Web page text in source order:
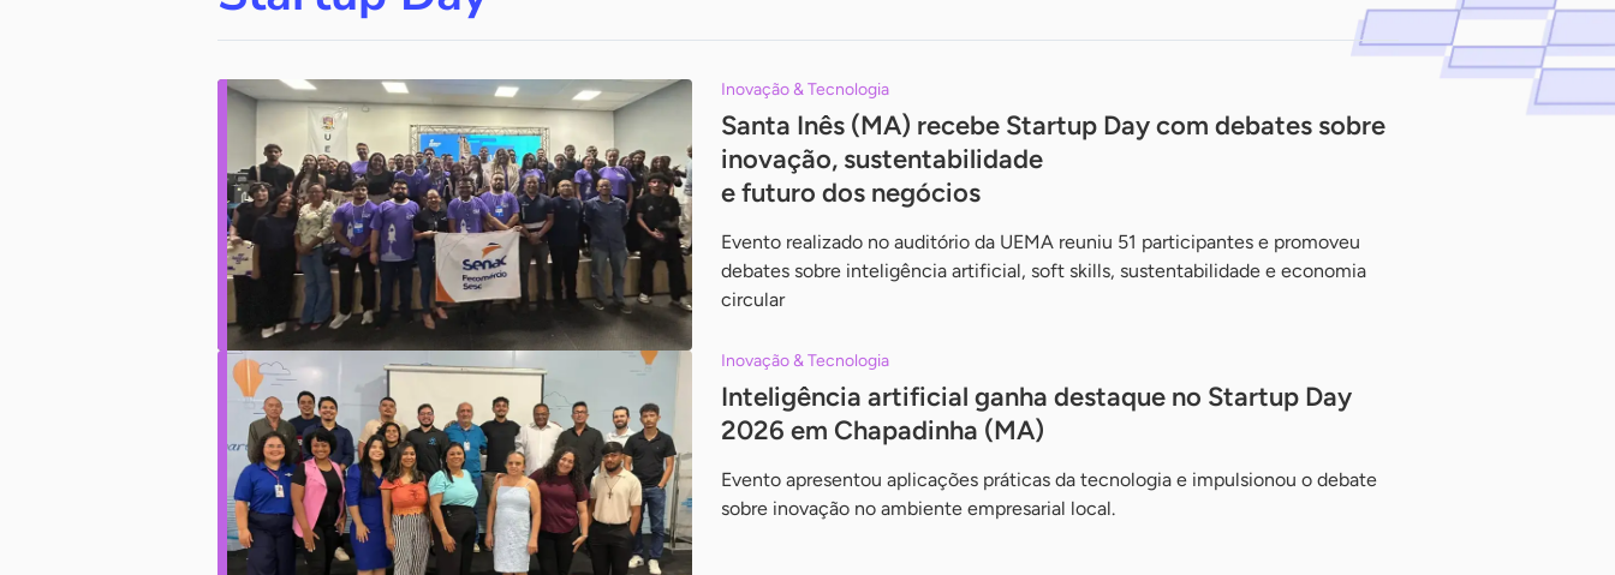
Notícias
Inovação & Tecnologia
Santa Inês (MA) recebe Startup Day com debates sobre
inovação, sustentabilidade
e futuro dos negócios
Evento realizado no auditório da UEMA reuniu 51 participantes e promoveu
debates sobre inteligência artificial, soft skills, sustentabilidade e economia
circular
Inovação & Tecnologia
Inteligência artificial ganha destaque no Startup Day
2026 em Chapadinha (MA)
Evento apresentou aplicações práticas da tecnologia e impulsionou o debate
sobre inovação no ambiente empresarial local.